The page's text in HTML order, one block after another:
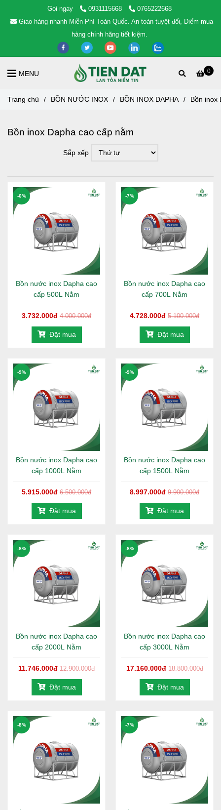
Gọi ngay 0931115668
0765222668
Giao hàng nhanh Miễn Phí Toàn Quốc. An toàn tuyệt đối, Điểm mua
hàng chính hãng tiết kiệm.
0
MENU
Trang chủ / BỒN NƯỚC INOX / BỒN INOX DAPHA / Bồn inox
Bồn inox Dapha cao cấp nằm
Sắp xếp
Bồn nước inox Dapha cao
cấp 500L Nằm
3.732.000đ 4.000.000đ
-6%
Đặt mua
Bồn nước inox Dapha cao
cấp 700L Nằm
4.728.000đ 5.100.000đ
-7%
Đặt mua
Bồn nước inox Dapha cao
cấp 1000L Nằm
5.915.000đ 6.500.000đ
-9%
Đặt mua
Bồn nước inox Dapha cao
cấp 1500L Nằm
8.997.000đ 9.900.000đ
-9%
Đặt mua
Bồn nước inox Dapha cao
cấp 2000L Nằm
11.746.000đ 12.900.000đ
-8%
Đặt mua
Bồn nước inox Dapha cao
cấp 3000L Nằm
17.160.000đ 18.800.000đ
-8%
Đặt mua
-8% -7%